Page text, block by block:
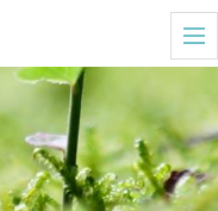
t
o
e
n
a
v